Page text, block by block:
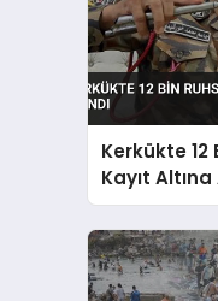
Kerkükte 12
Kayıt Altına